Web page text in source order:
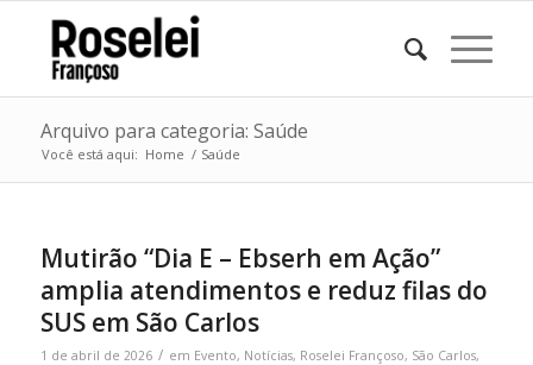
Arquivo para categoria: Saúde
Você está aqui: Home / Saúde
Mutirão “Dia E – Ebserh em Ação”
amplia atendimentos e reduz filas do
SUS em São Carlos
1 de abril de 2026 / em Evento, Notícias, Roselei Françoso, São Carlos,